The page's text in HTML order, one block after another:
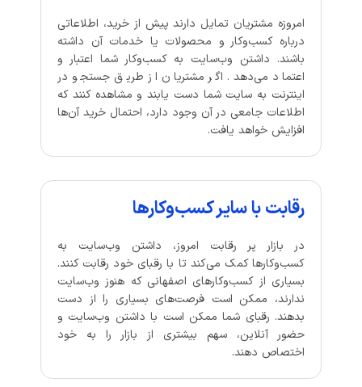
امروزه مشتریان تمایل دارند پیش از خرید، اطلاعاتی
درباره کسب‌وکار و محصولات یا خدمات آن داشته
باشند. داشتن وب‌سایت به کسب‌وکار شما اعتبار و
اعتماد می‌دهد. اگر مشتریان از طریق جستجو در
اینترنت به سایت شما دست یابند و مشاهده کنند که
اطلاعات جامعی در آن وجود دارد، احتمال خرید آن‌ها
افزایش خواهد یافت.
رقابت با سایر کسب‌وکارها
در بازار پر رقابت امروز، داشتن وب‌سایت به
کسب‌وکارها کمک می‌کند تا با رقبای خود رقابت کنند.
بسیاری از کسب‌وکارهای اصفهانی که هنوز وب‌سایت
ندارند، ممکن است فرصت‌های بسیاری را از دست
بدهند. رقبای شما ممکن است با داشتن وب‌سایت و
حضور آنلاین، سهم بیشتری از بازار را به خود
اختصاص دهند.